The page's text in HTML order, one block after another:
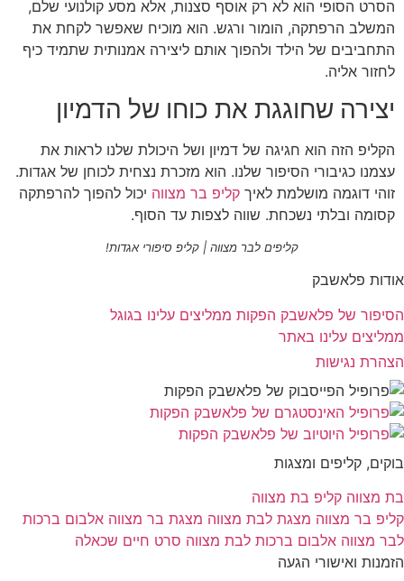
הסרט הסופי הוא לא רק אוסף סצנות, אלא מסע קולנועי שלם,
המשלב הרפתקה, הומור ורגש. הוא מוכיח שאפשר לקחת את
התחביבים של הילד ולהפוך אותם ליצירה אמנותית שתמיד כיף
לחזור אליה.
יצירה שחוגגת את כוחו של הדמיון
הקליפ הזה הוא חגיגה של דמיון ושל היכולת שלנו לראות את
עצמנו כגיבורי הסיפור שלנו. הוא מזכרת נצחית לכוחן של אגדות.
זוהי דוגמה מושלמת לאיך קליפ בר מצווה יכול להפוך להרפתקה
קסומה ובלתי נשכחת. שווה לצפות עד הסוף.
קליפים לבר מצווה | קליפ סיפורי אגדות!
אודות פלאשבק
הסיפור של פלאשבק הפקות ממליצים עלינו בגוגל
ממליצים עלינו באתר
הצהרת נגישות
בוקים, קליפים ומצגות
בת מצווה קליפ בת מצווה
קליפ בר מצווה מצגת לבת מצווה מצגת בר מצווה אלבום ברכות
לבר מצווה אלבום ברכות לבת מצווה סרט חיים שכאלה
הזמנות ואישורי הגעה